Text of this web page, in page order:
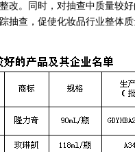
改。同时，对抽查中质量较
抽查，促使化妆品行业整体质